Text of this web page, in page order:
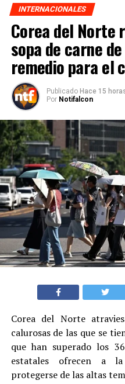
INTERNACIONALES
Corea del Norte
sopa de carne
remedio para el
Publicado Hace 15
Por Notifalcon
Corea del Norte
calurosas de las que se
que han superado los
estatales ofrecen a
protegerse de las altas